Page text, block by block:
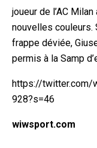
joueur de l’AC
nouvelles couleurs.
frappe déviée,
permis à la Samp
https://
928?s=46
wiwsport.com